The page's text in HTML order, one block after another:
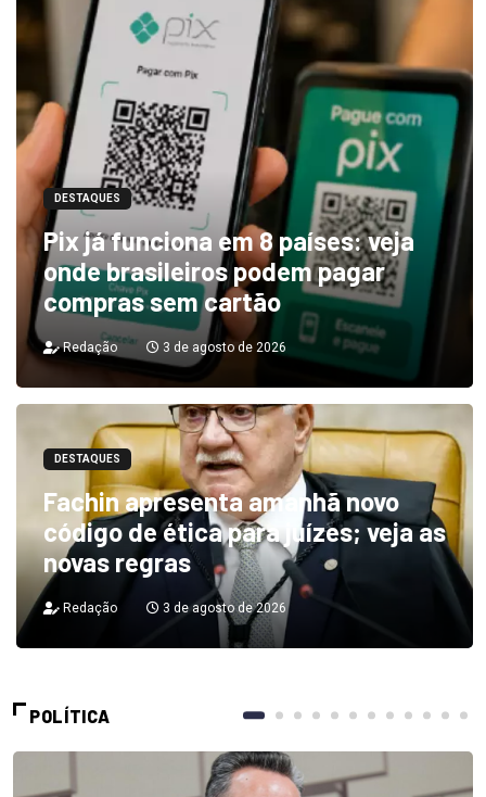
DESTAQUES
Pix já funciona em 8 países: veja
onde brasileiros podem pagar
compras sem cartão
Redação 3 de agosto de 2026
DESTAQUES
Fachin apresenta amanhã novo
código de ética para juízes; veja as
novas regras
Redação 3 de agosto de 2026
POLÍTICA